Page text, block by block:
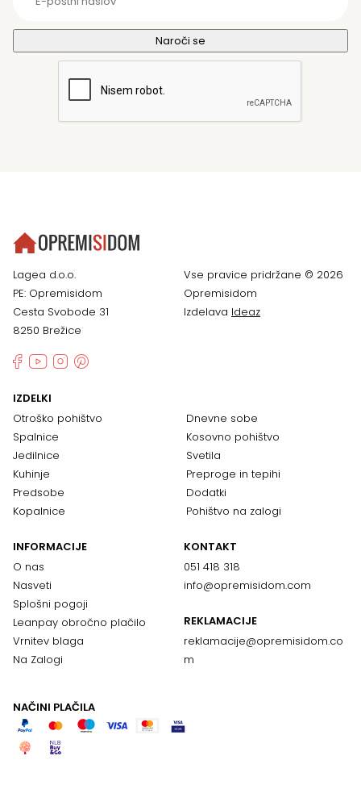
Lagea d.o.o.
PE: Opremisidom
Cesta Svobode 31
8250 Brežice
Vse pravice pridržane © 2026
Opremisidom
Izdelava Ideaz
IZDELKI
Otroško pohištvo
Spalnice
Jedilnice
Kuhinje
Predsobe
Kopalnice
Dnevne sobe
Kosovno pohištvo
Svetila
Preproge in tepihi
Dodatki
Pohištvo na zalogi
INFORMACIJE
O nas
Nasveti
Splošni pogoji
Leanpay obročno plačilo
Vrnitev blaga
Na Zalogi
KONTAKT
051 418 318
info@opremisidom.com
REKLAMACIJE
reklamacije@opremisidom.co
m
NAČINI PLAČILA